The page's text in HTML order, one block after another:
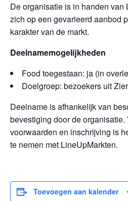
De organisatie is in handen van
zich op een gevarieerd aanbod
karakter van de markt.
Deelnamemogelijkheden
Food toegestaan: ja (in
Doelgroep: bezoekers uit
Deelname is afhankelijk van
bevestiging door de organisatie.
voorwaarden en inschrijving is
te nemen met LineUpMarkten.
Toevoegen aan kalender